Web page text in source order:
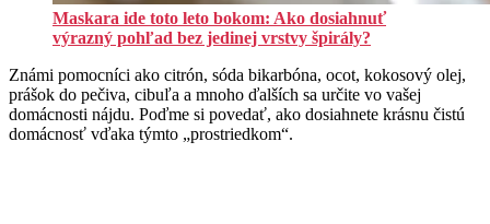
Maskara ide toto leto bokom: Ako dosiahnuť
výrazný pohľad bez jedinej vrstvy špirály?
Známi pomocníci ako citrón, sóda bikarbóna, ocot, kokosový olej,
prášok do pečiva, cibuľa a mnoho ďalších sa určite vo vašej
domácnosti nájdu. Poďme si povedať, ako dosiahnete krásnu čistú
domácnosť vďaka týmto „prostriedkom“.